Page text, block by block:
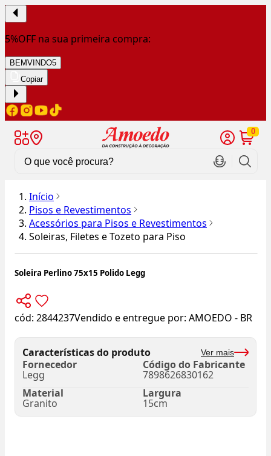
5%OFF na sua primeira compra:
BEMVINDO5
Copiar
0
Início
Pisos e Revestimentos
Acessórios para Pisos e Revestimentos
Soleiras, Filetes e Tozeto para Piso
Soleira Perlino 75x15 Polido Legg
cód: 2844237Vendido e entregue por: AMOEDO - BR
Características do produto Ver mais
Fornecedor
Legg
Código do Fabricante
7898626830162
Material
Granito
Largura
15cm